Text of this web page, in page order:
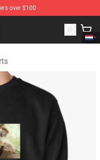
over $100
Store